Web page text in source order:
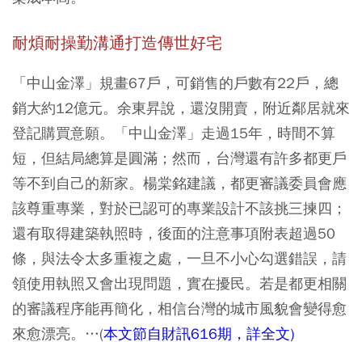
耐煩耐操勤溝通打造傳世好宅
「中山金澤」規畫67戶，可銷售的戶數有22戶，總
銷大約12億元。余東昇說，還沒開賣，附近鄰居就來
登記購買意願。「中山金澤」走過15年，時間不算
短，但結局總算是圓滿；然而，台灣還有許多都更戶
等不到自己的新家。楊棠銘建議，都更審議委員會應
該尊重專業，對於已認可的專業設計不該挑三揀四；
還有取得建築執照時，後面的注意事項附表超過50
條，與法令太多重複之處，一旦不小心勾選錯誤，請
領使用執照又會出現問題，實在擾民。若是都更相關
的審議程序能再簡化，相信台灣的城市風貌會變得愈
來愈漂亮。…(本文節自財訊616期，詳全文)